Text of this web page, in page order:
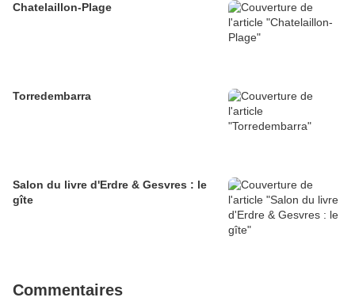
Chatelaillon-Plage
Torredembarra
Salon du livre d'Erdre & Gesvres : le
gîte
Commentaires